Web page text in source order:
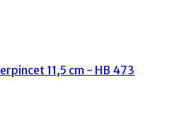
11,5 cm - HB 473